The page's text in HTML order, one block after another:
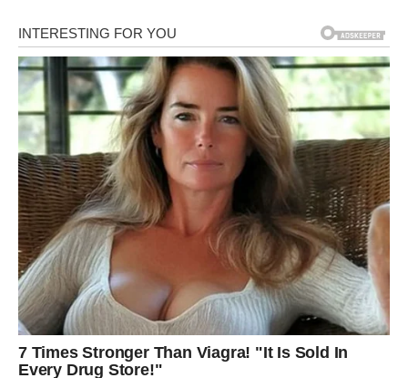
Da sazna postoji li još uvijek nešto između vas.
I upravo to bi moglo pokrenuti lavinu emocija koje ste
pokušavali ostaviti iza sebe.